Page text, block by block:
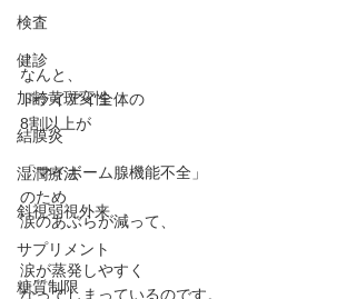
検査
健診
加齢黄斑変性
結膜炎
湿潤療法
斜視弱視外来
サプリメント
糖質制限
なんと、
ドライアイ全体の
8割以上が
「マイボーム腺機能不全」
のため
涙のあぶらが減って、
涙が蒸発しやすく
なってしまっているのです。